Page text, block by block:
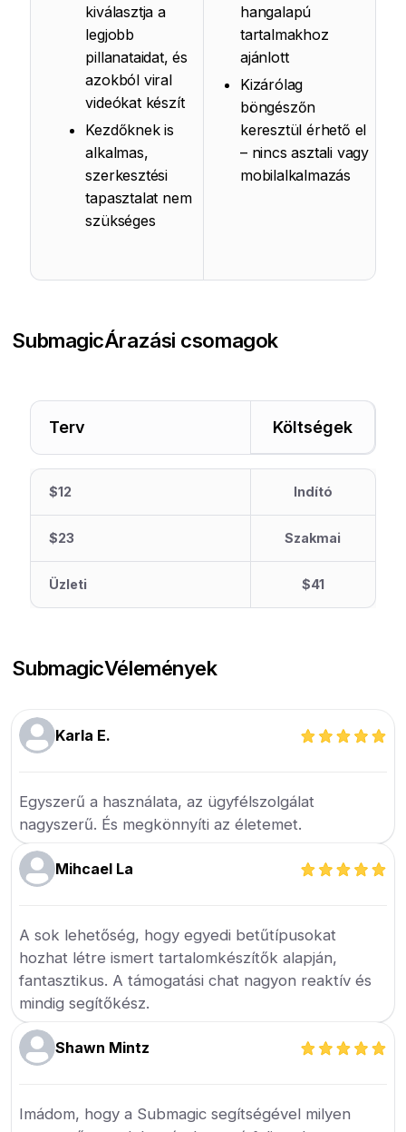
kiválasztja a
legjobb
pillanataidat, és
azokból viral
videókat készít
Kezdőknek is
alkalmas,
szerkesztési
tapasztalat nem
szükséges
hangalapú
tartalmakhoz
ajánlott
Kizárólag
böngészőn
keresztül érhető el
– nincs asztali vagy
mobilalkalmazás
SubmagicÁrazási csomagok
Terv Költségek
$12 Indító
$23 Szakmai
Üzleti $41
SubmagicVélemények
Karla E.
Egyszerű a használata, az ügyfélszolgálat
nagyszerű. És megkönnyíti az életemet.
Mihcael La
A sok lehetőség, hogy egyedi betűtípusokat
hozhat létre ismert tartalomkészítők alapján,
fantasztikus. A támogatási chat nagyon reaktív és
mindig segítőkész.
Shawn Mintz
Imádom, hogy a Submagic segítségével milyen